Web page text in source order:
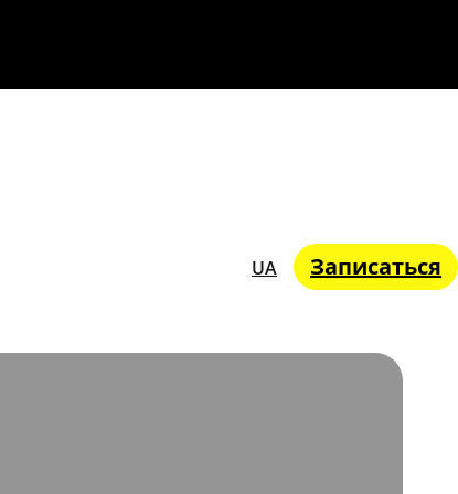
UA Записаться